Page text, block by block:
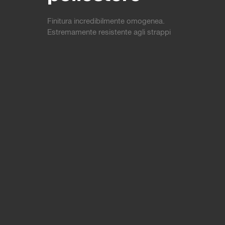
Finitura incredibilmente omogenea.
Estremamente resistente agli strappi